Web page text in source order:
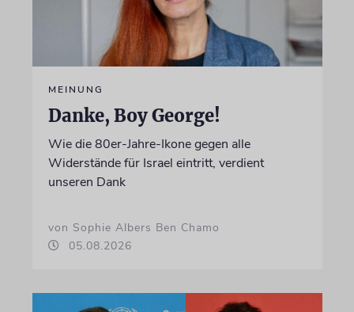
MEINUNG
Danke, Boy George!
Wie die 80er-Jahre-Ikone gegen alle
Widerstände für Israel eintritt, verdient
unseren Dank
von Sophie Albers Ben Chamo
05.08.2026